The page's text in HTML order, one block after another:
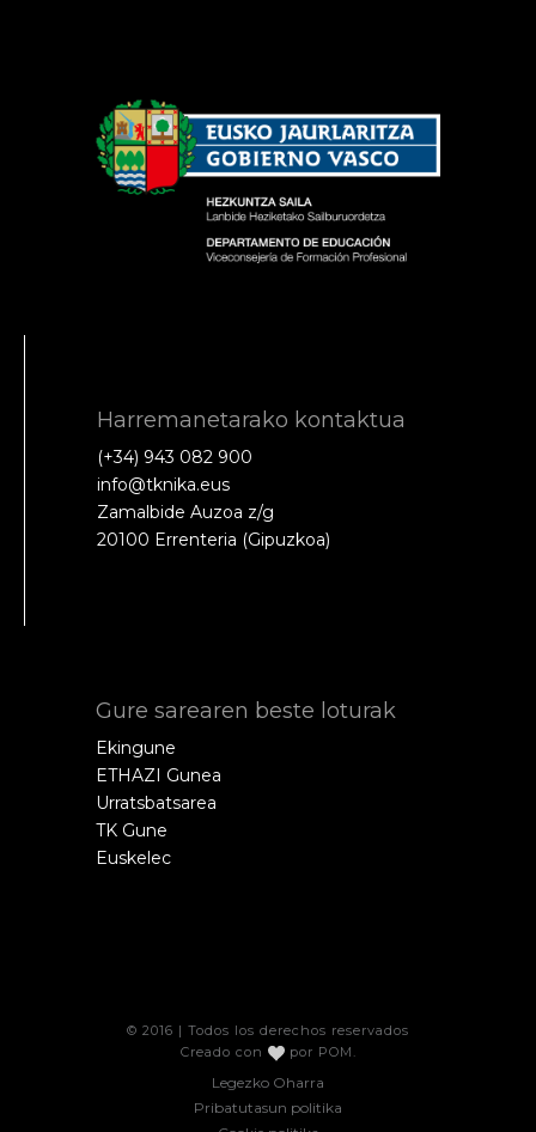
Harremanetarako kontaktua
(+34) 943 082 900
info@tknika.eus
Zamalbide Auzoa z/g
20100 Errenteria (Gipuzkoa)
Gure sarearen beste loturak
Ekingune
ETHAZI Gunea
Urratsbatsarea
TK Gune
Euskelec
© 2016 | Todos los derechos reservados
Creado con
por POM
Legezko Oharra
Pribatutasun politika